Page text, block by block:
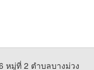
หมู่ที่ 2 ตำบลบางม่วง